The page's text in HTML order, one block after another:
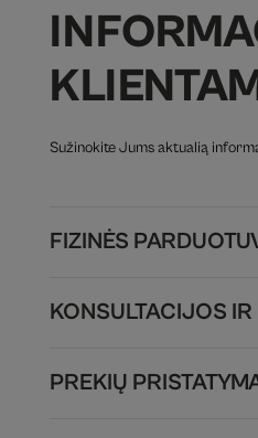
Sužinokite Jums aktualią
FIZINĖS
KONSULTACIJOS IR
PREKIŲ